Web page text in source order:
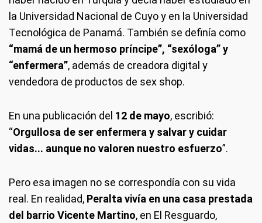
la Universidad Nacional de Cuyo y en la Universidad
Tecnológica de Panamá. También se definía como
“mamá de un hermoso príncipe”, “sexóloga” y
“enfermera”, además de creadora digital y
vendedora de productos de sex shop.
En una publicación del 12 de mayo, escribió:
“Orgullosa de ser enfermera y salvar y cuidar
vidas... aunque no valoren nuestro esfuerzo”.
Pero esa imagen no se correspondía con su vida
real. En realidad, Peralta vivía en una casa prestada
del barrio Vicente Martino, en El Resguardo,